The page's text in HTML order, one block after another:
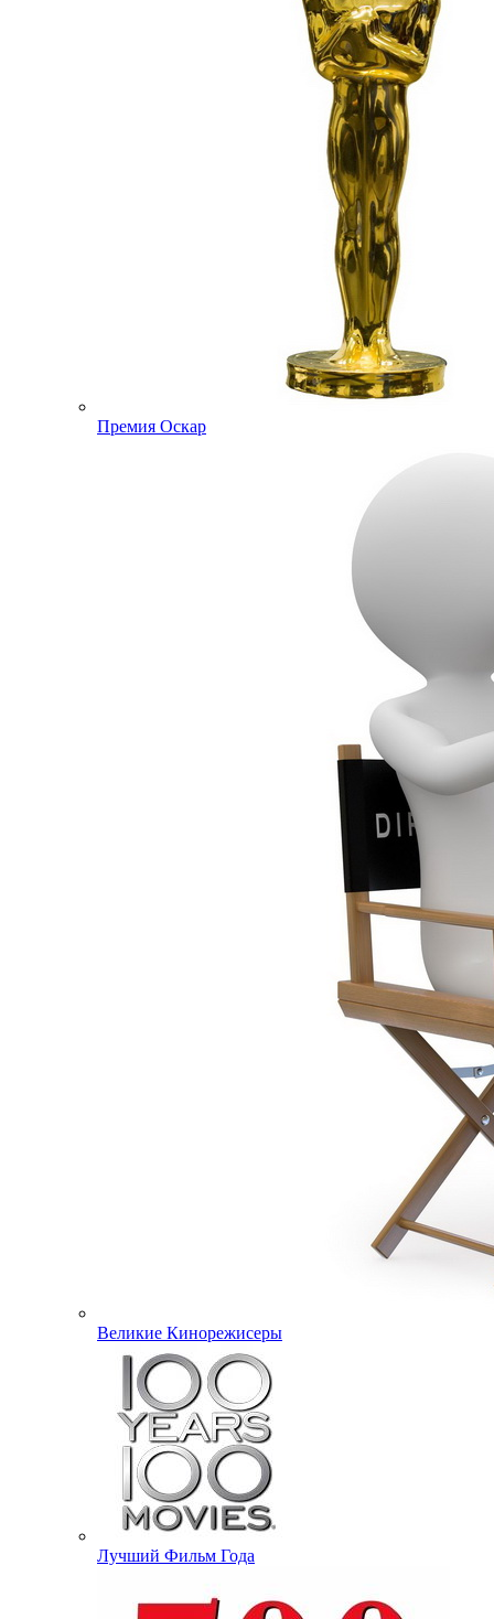
Премия Оскар
Великие Кинорежисеры
Лучший Фильм Года